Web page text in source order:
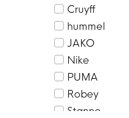
Cruyff
hummel
JAKO
Nike
PUMA
Robey
Stanno